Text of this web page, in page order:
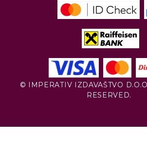
© IMPERATIV IZDAVAŠTVO
RESERVED.